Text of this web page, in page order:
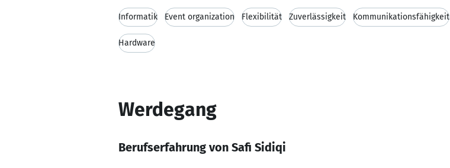
Informatik Event organization Flexibilität Zuverlässigkeit Kommunikationsfähigkeit
Hardware
Werdegang
Berufserfahrung von Safi Sidiqi